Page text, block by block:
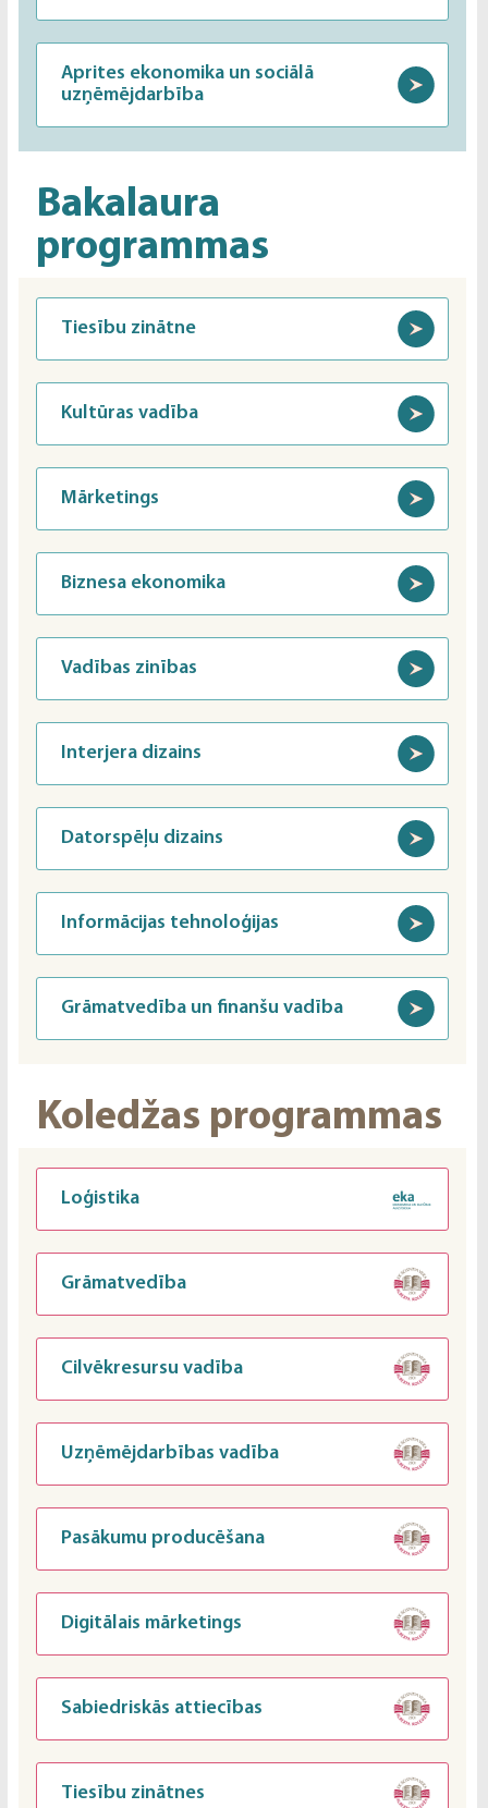
Aprites ekonomika un sociālā
uzņēmējdarbība
Bakalaura
programmas
Tiesību zinātne
Kultūras vadība
Mārketings
Biznesa ekonomika
Vadības zinības
Interjera dizains
Datorspēļu dizains
Informācijas tehnoloģijas
Grāmatvedība un finanšu vadība
Koledžas programmas
Loģistika
Grāmatvedība
Cilvēkresursu vadība
Uzņēmējdarbības vadība
Pasākumu producēšana
Digitālais mārketings
Sabiedriskās attiecības
Tiesību zinātnes